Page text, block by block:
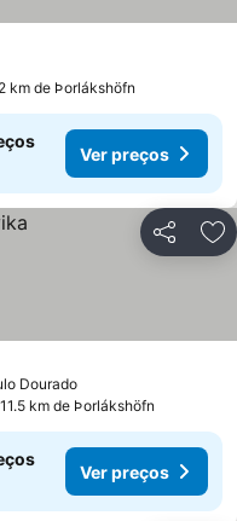
km de Þorlákshöfn
Ver preços
Partilhar
Dourado
km de Þorlákshöfn
Ver preços